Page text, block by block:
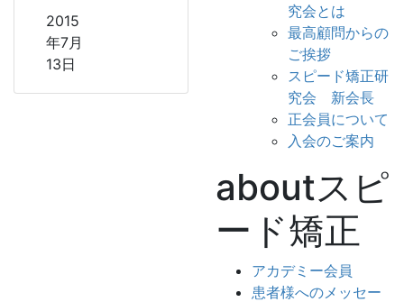
2015
年7月
13日
究会とは
最高顧問からの
ご挨拶
スピード矯正研
究会 新会長
正会員について
入会のご案内
aboutスピ
ード矯正
アカデミー会員
患者様へのメッセー